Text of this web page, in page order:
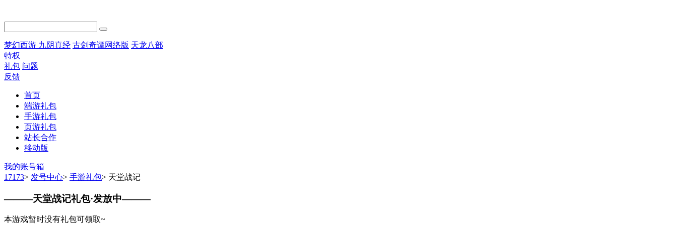
梦幻西游 九阴真经 古剑奇谭网络版 天龙八部
特权
礼包 问题
反馈
首页
端游礼包
手游礼包
页游礼包
站长合作
移动版
我的账号箱
17173> 发号中心> 手游礼包> 天堂战记
———天堂战记礼包·发放中———
本游戏暂时没有礼包可领取~